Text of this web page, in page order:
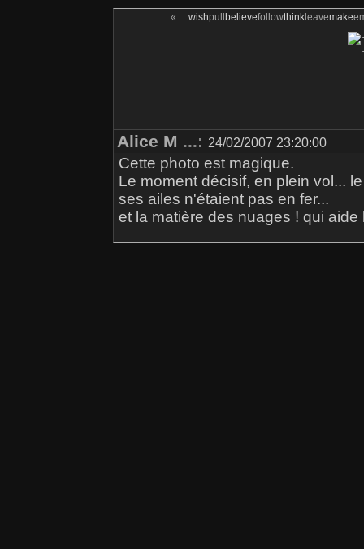
« wishpull believefollowthinkleavemake
Alice M ...: 24/02/2007 23:20:00
Cette photo est magique.
Le moment décisif, en plein vol...
ses ailes n'étaient pas en fer...
et la matière des nuages ! qui